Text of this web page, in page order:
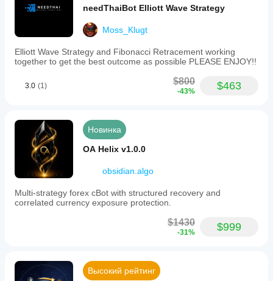
needThaiBot Elliott Wave Strategy
Moss_Klugt
Elliott Wave Strategy and Fibonacci Retracement working
together to get the best outcome as possible PLEASE ENJOY!!
3.0 (1) $800
-43% $463
Новинка
OA Helix v1.0.0
obsidian.algo
Multi-strategy forex cBot with structured recovery and
correlated currency exposure protection.
$1430
-31% $999
Высокий рейтинг